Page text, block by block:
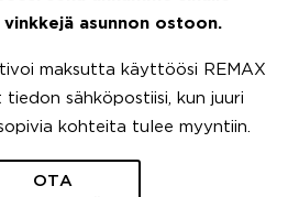
asunnon ostoon.
maksutta käyttöösi REMAX
tiedon sähköpostiisi, kun juuri
kohteita tulee myyntiin.
OTA